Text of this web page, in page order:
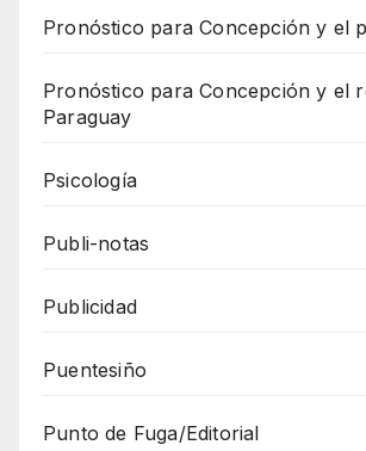
Pronóstico para Concepción y el
Pronóstico para Concepción y el
Paraguay
Psicología
Publi-notas
Publicidad
Puentesiño
Punto de Fuga/Editorial